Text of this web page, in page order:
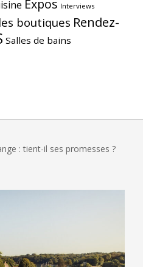
Expos Interviews
boutiques Rendez-
Salles de bains
il ses promesses ?